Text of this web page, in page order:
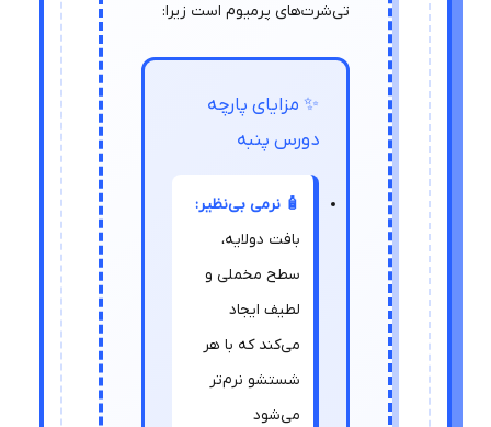
تی‌شرت‌های پرمیوم است زیرا:
✨ مزایای پارچه
دورس پنبه
🧴 نرمی بی‌نظیر:
بافت دو‌لایه،
سطح مخملی و
لطیف ایجاد
می‌کند که با هر
شستشو نرم‌تر
می‌شود